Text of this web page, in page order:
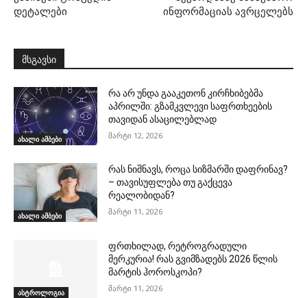
დეტალები
ინფორმაციას ავრცელებს
მსგავსი
ახალი ამბები
რა არ უნდა გააკეთონ კირჩხიბებმა
აპრილში: გზამკვლევი საფრთხეების
თავიდან ასაცილებლად
მარტი 12, 2026
ახალი ამბები
რას ნიშნავს, როცა სიზმარში დაფრინავ?
– თავისუფლება თუ გაქცევა
რეალობიდან?
მარტი 11, 2026
ასტროლოგია
ფრთხილად, რეტროგრადული
მერკურია! რას გვიმზადებს 2026 წლის
მარტის ჰოროსკოპი?
მარტი 11, 2026